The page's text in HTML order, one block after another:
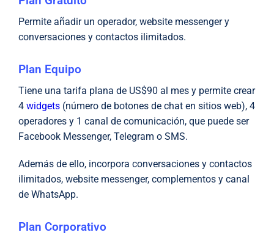
Permite añadir un operador, website messenger y
conversaciones y contactos ilimitados.
Plan Equipo
Tiene una tarifa plana de US$90 al mes y permite crear
4 widgets (número de botones de chat en sitios web), 4
operadores y 1 canal de comunicación, que puede ser
Facebook Messenger, Telegram o SMS.
Además de ello, incorpora conversaciones y contactos
ilimitados, website messenger, complementos y canal
de WhatsApp.
Plan Corporativo